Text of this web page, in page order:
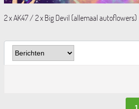
2 x AK47 / 2 x Big Devil (allemaal autoflowers)
1